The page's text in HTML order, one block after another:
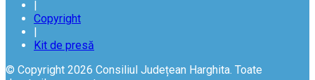
Copyright
Kit de presă
© Copyright 2026 Consiliul Județean Harghita. Toate